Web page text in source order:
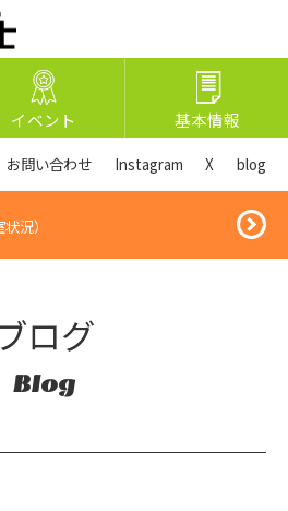
イベント 基本情報
お問い合わせ Instagram X blog
状況）
ログ
Blog